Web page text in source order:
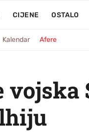
CIJENE OSTALO
Kalendar Afere